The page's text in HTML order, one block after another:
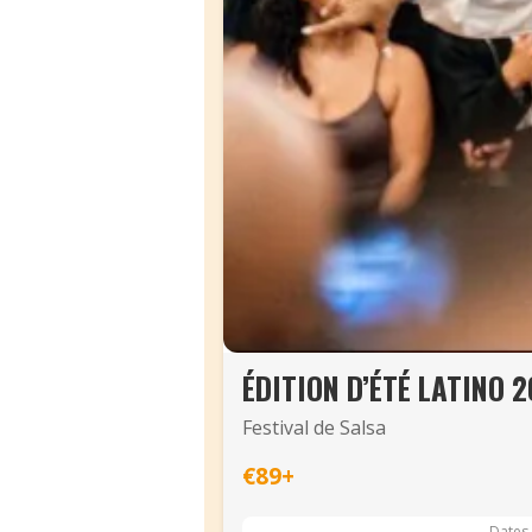
ÉDITION D’ÉTÉ LATINO
Festival de Salsa
€89+